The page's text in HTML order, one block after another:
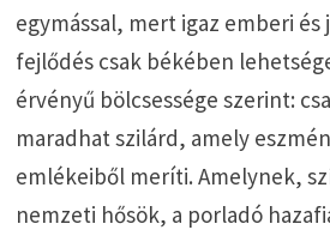
egymással, mert igaz emberi és
fejlődés csak békében
érvényű bölcsessége szerint:
maradhat szilárd, amely
emlékeiből meríti. Amelynek,
nemzeti hősök, a porladó